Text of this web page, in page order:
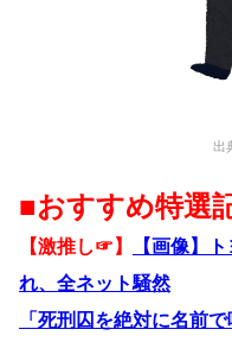
出
■おすすめ特選
【激推し☞】
【画像】
れ、全ネット騒然
「死刑囚を絶対に名前